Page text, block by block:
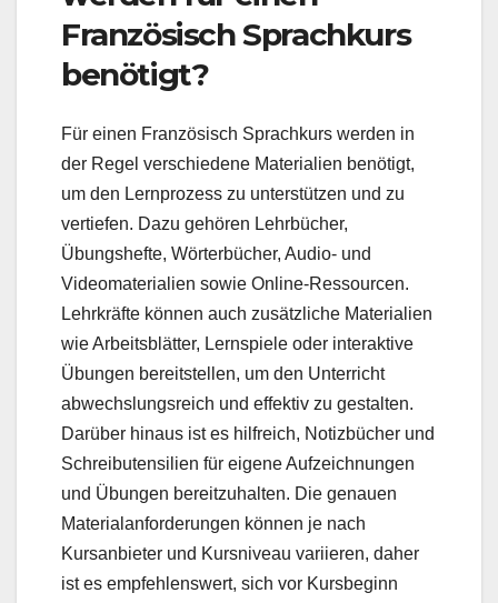
Französisch Sprachkurs
benötigt?
Für einen Französisch Sprachkurs werden in
der Regel verschiedene Materialien benötigt,
um den Lernprozess zu unterstützen und zu
vertiefen. Dazu gehören Lehrbücher,
Übungshefte, Wörterbücher, Audio- und
Videomaterialien sowie Online-Ressourcen.
Lehrkräfte können auch zusätzliche Materialien
wie Arbeitsblätter, Lernspiele oder interaktive
Übungen bereitstellen, um den Unterricht
abwechslungsreich und effektiv zu gestalten.
Darüber hinaus ist es hilfreich, Notizbücher und
Schreibutensilien für eigene Aufzeichnungen
und Übungen bereitzuhalten. Die genauen
Materialanforderungen können je nach
Kursanbieter und Kursniveau variieren, daher
ist es empfehlenswert, sich vor Kursbeginn